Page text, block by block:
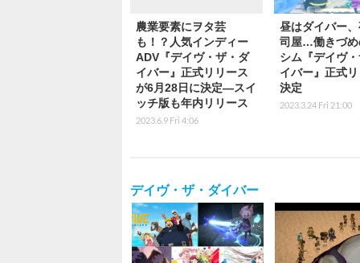
農業要素にヲタ芸
も！？人気インディー
ADV『デイヴ・ザ・ダ
イバー』正式リリース
が6月28日に決定―スイ
ッチ版も年内リリース
2023.6.9 Fri 4:06
昼はダイバー
司屋…働きづめ
シム『デイヴ
イバー』正式
決定
2023.3.24 Fri 21:00
デイヴ・ザ・ダイバー